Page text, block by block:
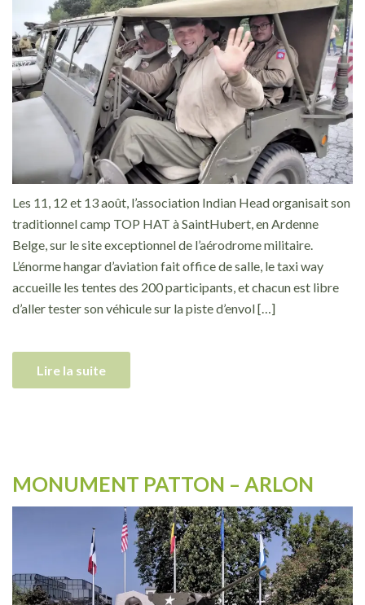
Les 11, 12 et 13 août, l’association Indian Head organisait son
traditionnel camp TOP HAT à SaintHubert, en Ardenne
Belge, sur le site exceptionnel de l’aérodrome militaire.
L’énorme hangar d’aviation fait office de salle, le taxi way
accueille les tentes des 200 participants, et chacun est libre
d’aller tester son véhicule sur la piste d’envol […]
Lire la suite
MONUMENT PATTON – ARLON